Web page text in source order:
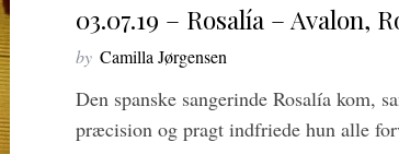
03.07.19 – Rosalía – Avalon,
by Camilla Jørgensen
Den spanske sangerinde Rosalía kom,
præcision og pragt indfriede hun alle